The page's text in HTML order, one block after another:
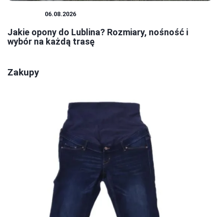
06.08.2026
Jakie opony do Lublina? Rozmiary, nośność i
wybór na każdą trasę
Zakupy